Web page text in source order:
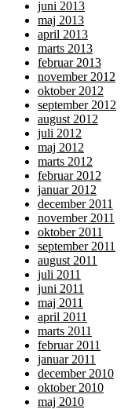
juni 2013
maj 2013
april 2013
marts 2013
februar 2013
november 2012
oktober 2012
september 2012
august 2012
juli 2012
maj 2012
marts 2012
februar 2012
januar 2012
december 2011
november 2011
oktober 2011
september 2011
august 2011
juli 2011
juni 2011
maj 2011
april 2011
marts 2011
februar 2011
januar 2011
december 2010
oktober 2010
maj 2010